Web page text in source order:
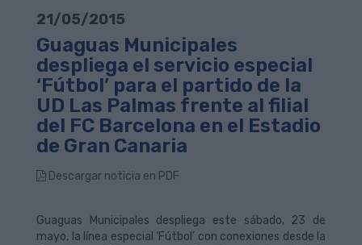
21/05/2015
Guaguas Municipales
despliega el servicio especial
‘Fútbol’ para el partido de la
UD Las Palmas frente al filial
del FC Barcelona en el Estadio
de Gran Canaria
Descargar noticia en PDF
Guaguas Municipales despliega este sábado, 23 de
mayo, la línea especial ‘Fútbol’ con conexiones desde la